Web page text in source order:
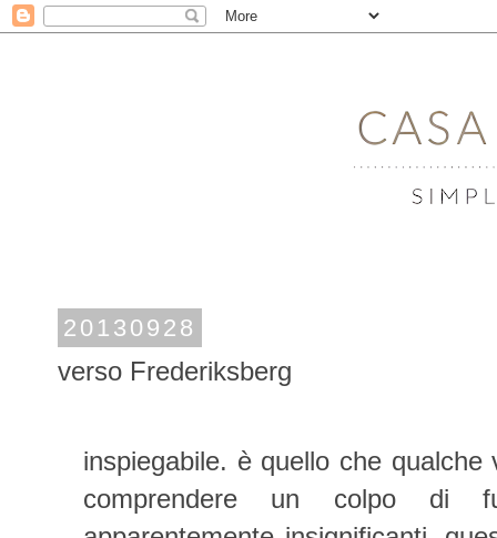
20130928
verso Frederiksberg
inspiegabile. è quello che
comprendere un colpo di